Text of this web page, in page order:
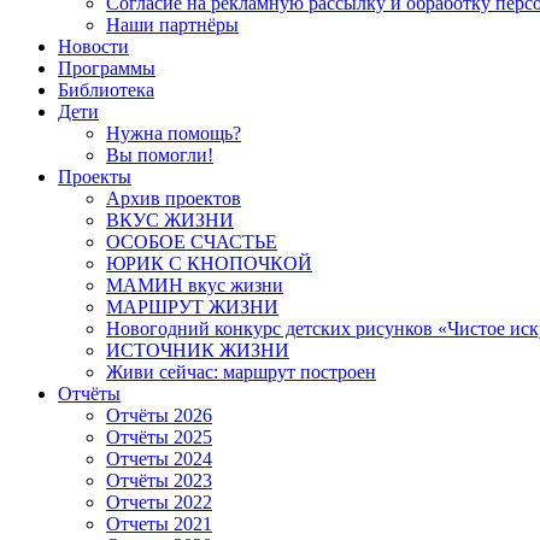
Наши партнёры
Новости
Программы
Библиотека
Дети
Нужна помощь?
Вы помогли!
Проекты
Архив проектов
ВКУС ЖИЗНИ
ОСОБОЕ СЧАСТЬЕ
ЮРИК С КНОПОЧКОЙ
МАМИН вкус жизни
МАРШРУТ ЖИЗНИ
Новогодний конкурс детских рисунков «Чистое
ИСТОЧНИК ЖИЗНИ
Живи сейчас: маршрут построен
Отчёты
Отчёты 2026
Отчёты 2025
Отчеты 2024
Отчёты 2023
Отчеты 2022
Отчеты 2021